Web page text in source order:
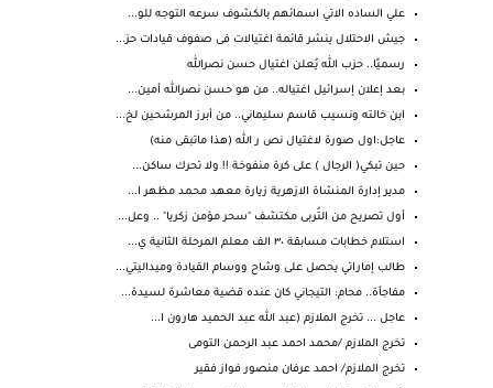
علي الساده الاتي اسمائهم بالكشوف سرعه التوجه للو...
جيش الاحتلال ينشر قائمة اغتيالات فى صفوف قيادات حز...
رسميًا.. حزب الله يُعلن اغتيال حسن نصرالله
بعد إعلان إسرائيل اغتياله.. من هو حسن نصرالله أمين...
ابن خالته ونسيب قاسم سليماني.. من أبرز المرشحين لخ...
عاجل:اول صورة لاغتيال نص ر الله (هذا ماتبقى منه)
حين تبكي( الرجال ) على كرة منفوخة !! ولا تحرك ساكن...
مدير إدارة المنشاة الازهرية زيارة معهد محمد مظهر ا...
أول تصريح من التُربى مكتشف "سحر مؤمن زكريا" .. وعل...
استلام خطابات مسابقة ٣٠ الف معلم المرحلة الثانية ي...
طالب إماراتي يحصل على وشاح ووسام القيادة وميداليتي...
مفاجأة.. محام: التيجاني كان عنده قضية معاشرة لسيدة...
عاجل ... تخرج الملازم (عبد الله عبد الحميد هارون ا...
تخرج الملازم /محمد احمد عبد الرحمن التومى
تخرج الملازم/ احمد عرفان منصور فواز فقير